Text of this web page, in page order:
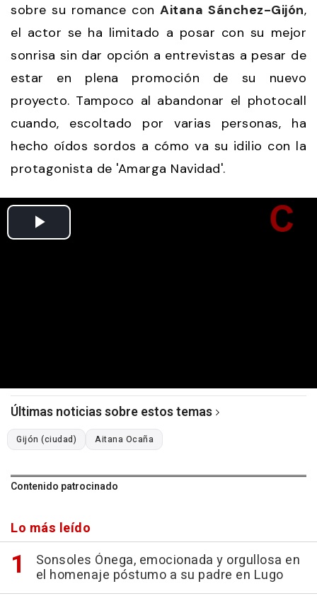
sobre su romance conAitana Sánchez-Gijón,
el actor se ha limitado a posar con su mejor
sonrisa sin dar opción a entrevistas a pesar de
estar en plena promoción de su nuevo
proyecto. Tampoco al abandonar el photocall
cuando, escoltado por varias personas, ha
hecho oídos sordos a cómo va su idilio con la
protagonista de 'Amarga Navidad'.
Últimas noticias sobre estos temas
Gijón (ciudad) Aitana Ocaña
Contenido patrocinado
Lo más leído
Sonsoles Ónega, emocionada y orgullosa en
el homenaje póstumo a su padre en Lugo